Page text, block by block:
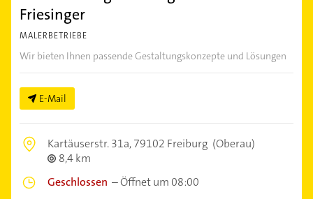
Friesinger
MALERBETRIEBE
Wir bieten Ihnen passende Gestaltungskonzepte und Lösungen
E-Mail
Kartäuserstr. 31a,79102 Freiburg (Oberau)
8,4 km
Geschlossen –Öffnet um 08:00